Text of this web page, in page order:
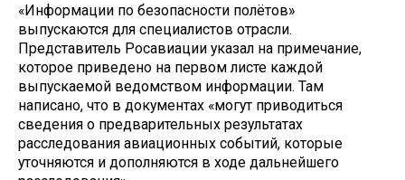
«Информации по безопасности полётов»
выпускаются для специалистов отрасли.
Представитель Росавиации указал на примечание,
которое приведено на первом листе каждой
выпускаемой ведомством информации. Там
написано, что в документах «могут приводиться
сведения о предварительных результатах
расследования авиационных событий, которые
уточняются и дополняются в ходе дальнейшего